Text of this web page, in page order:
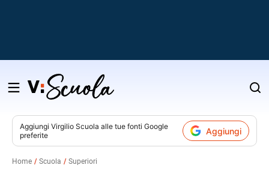
Salta
contenuto
Aggiungi Virgilio Scuola alle tue fonti Google
preferite
Aggiungi
Home Scuola Superiori